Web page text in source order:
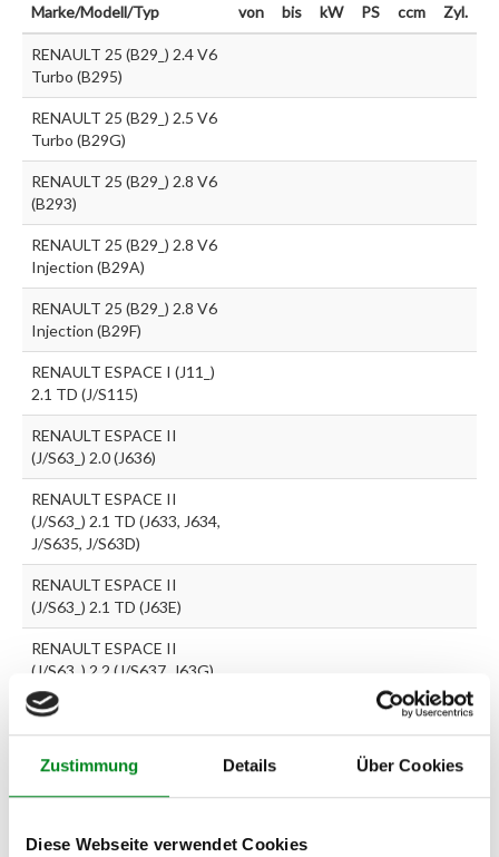
Zustimmung Details Über Cookies
Diese Webseite verwendet Cookies
Marke/Modell/Typ von bis kW PS ccm Zyl.
RENAULT 25 (B29_) 2.4 V6
Turbo (B295)
RENAULT 25 (B29_) 2.5 V6
Turbo (B29G)
RENAULT 25 (B29_) 2.8 V6
(B293)
RENAULT 25 (B29_) 2.8 V6
Injection (B29A)
RENAULT 25 (B29_) 2.8 V6
Injection (B29F)
RENAULT ESPACE I (J11_)
2.1 TD (J/S115)
RENAULT ESPACE II
(J/S63_) 2.0 (J636)
RENAULT ESPACE II
(J/S63_) 2.1 TD (J633, J634,
J/S635, J/S63D)
RENAULT ESPACE II
(J/S63_) 2.1 TD (J63E)
RENAULT ESPACE II
(J/S63_) 2.2 (J/S637, J63G)
RENAULT ESPACE II
(J/S63_) 2.8 V6 (J638, J63J)